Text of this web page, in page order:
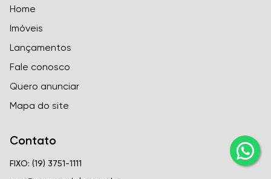
Home
Imóveis
Lançamentos
Fale conosco
Quero anunciar
Mapa do site
Contato
FIXO: (19) 3751-1111